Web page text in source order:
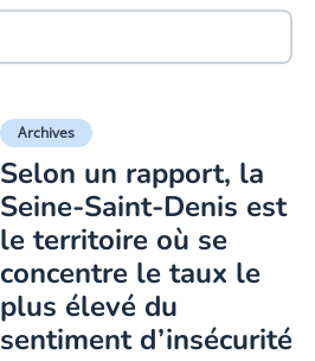
Archives
Selon un rapport, la
Seine-Saint-Denis est
le territoire où se
concentre le taux le
plus élevé du
sentiment d’insécurité